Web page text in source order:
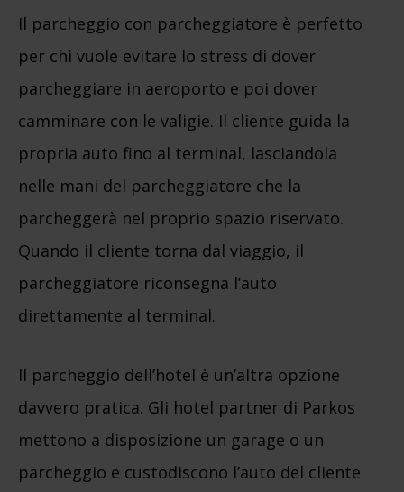
Il parcheggio con parcheggiatore è perfetto
per chi vuole evitare lo stress di dover
parcheggiare in aeroporto e poi dover
camminare con le valigie. Il cliente guida la
propria auto fino al terminal, lasciandola
nelle mani del parcheggiatore che la
parcheggerà nel proprio spazio riservato.
Quando il cliente torna dal viaggio, il
parcheggiatore riconsegna l’auto
direttamente al terminal.
Il parcheggio dell’hotel è un’altra opzione
davvero pratica. Gli hotel partner di Parkos
mettono a disposizione un garage o un
parcheggio e custodiscono l’auto del cliente